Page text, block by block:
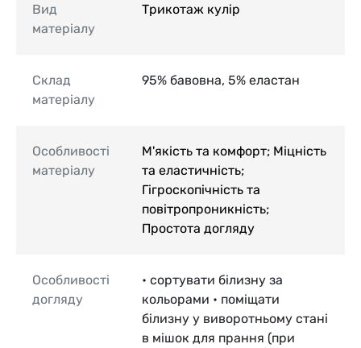
Вид
матеріалу
Трикотаж кулір
Склад
матеріалу
95% бавовна, 5% еластан
Особливості
матеріалу
М'якість та комфорт; Міцність
та еластичність;
Гігроскопічність та
повітропроникність;
Простота догляду
Особливості
догляду
• сортувати білизну за
кольорами • поміщати
білизну у виворотньому стані
в мішок для прання (при